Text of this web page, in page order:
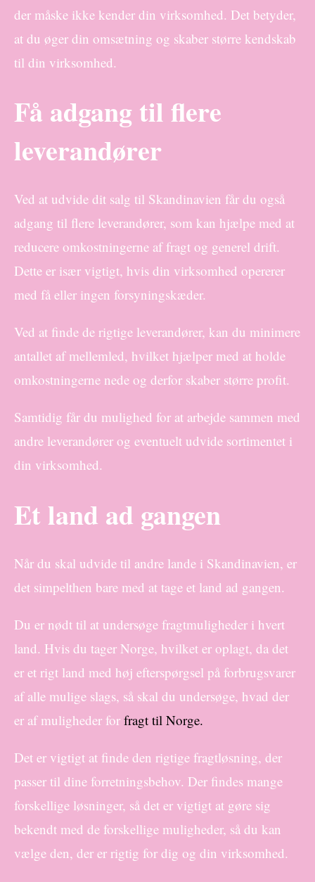
der måske ikke kender din virksomhed. Det betyder,
at du øger din omsætning og skaber større kendskab
til din virksomhed.
Få adgang til flere
leverandører
Ved at udvide dit salg til Skandinavien får du også
adgang til flere leverandører, som kan hjælpe med at
reducere omkostningerne af fragt og generel drift.
Dette er især vigtigt, hvis din virksomhed opererer
med få eller ingen forsyningskæder.
Ved at finde de rigtige leverandører, kan du minimere
antallet af mellemled, hvilket hjælper med at holde
omkostningerne nede og derfor skaber større profit.
Samtidig får du mulighed for at arbejde sammen med
andre leverandører og eventuelt udvide sortimentet i
din virksomhed.
Et land ad gangen
Når du skal udvide til andre lande i Skandinavien, er
det simpelthen bare med at tage et land ad gangen.
Du er nødt til at undersøge fragtmuligheder i hvert
land. Hvis du tager Norge, hvilket er oplagt, da det
er et rigt land med høj efterspørgsel på forbrugsvarer
af alle mulige slags, så skal du undersøge, hvad der
er af muligheder for fragt til Norge.
Det er vigtigt at finde den rigtige fragtløsning, der
passer til dine forretningsbehov. Der findes mange
forskellige løsninger, så det er vigtigt at gøre sig
bekendt med de forskellige muligheder, så du kan
vælge den, der er rigtig for dig og din virksomhed.